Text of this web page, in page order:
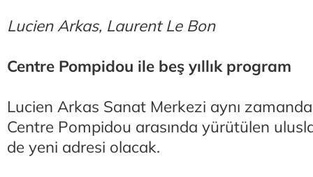
Lucien Arkas, Laurent Le Bon
Centre Pompidou ile beş yıllık program
Lucien Arkas Sanat Merkezi aynı
Centre Pompidou arasında yürütülen
de yeni adresi olacak.